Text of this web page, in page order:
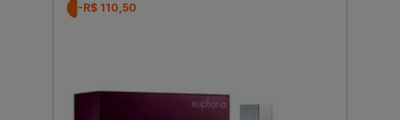
-R$ 110,50